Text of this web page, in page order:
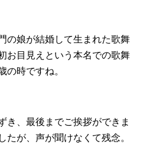
の娘が結婚して生まれた歌舞
お目見えという本名での歌舞
の時ですね。
き、最後までご挨拶ができま
たが、声が聞けなくて残念。